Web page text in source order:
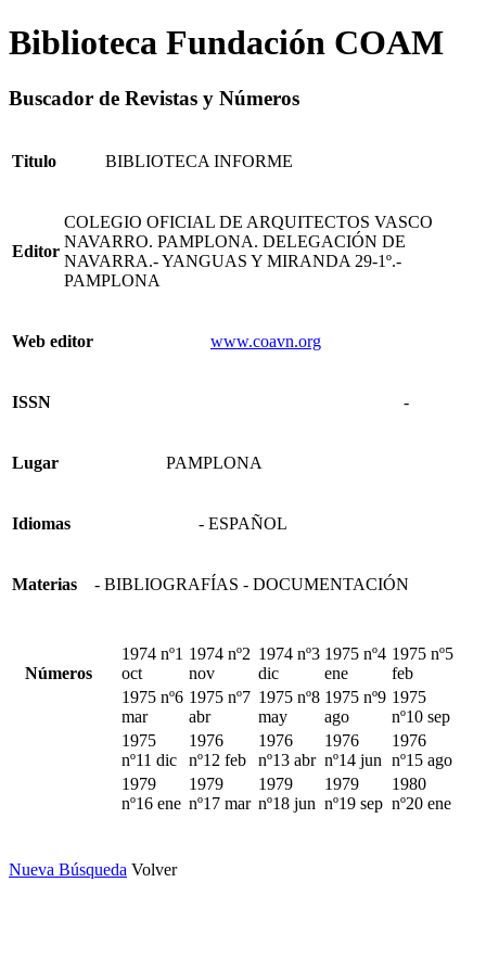
Biblioteca Fundación COAM
Buscador de Revistas y Números
Titulo BIBLIOTECA INFORME
Editor
COLEGIO OFICIAL DE ARQUITECTOS VASCO
NAVARRO. PAMPLONA. DELEGACIÓN DE
NAVARRA.- YANGUAS Y MIRANDA 29-1º.-
PAMPLONA
Web editor www.coavn.org
ISSN -
Lugar PAMPLONA
Idiomas - ESPAÑOL
Materias - BIBLIOGRAFÍAS - DOCUMENTACIÓN
Números
1974 nº1
oct
1974 nº2
nov
1974 nº3
dic
1975 nº4
ene
1975 nº5
feb
1975 nº6
mar
1975 nº7
abr
1975 nº8
may
1975 nº9
ago
1975
nº10 sep
1975
nº11 dic
1976
nº12 feb
1976
nº13 abr
1976
nº14 jun
1976
nº15 ago
1979
nº16 ene
1979
nº17 mar
1979
nº18 jun
1979
nº19 sep
1980
nº20 ene
Nueva Búsqueda Volver